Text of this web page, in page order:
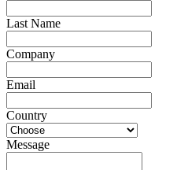
Last Name
Company
Email
Country
Message